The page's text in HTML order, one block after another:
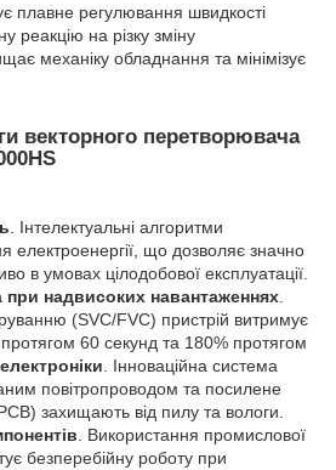
плавне регулювання швидкості
реакцію на різку зміну
механіку обладнання та мінімізує
векторного перетворювача
. Інтелектуальні алгоритми
електроенергії, що дозволяє значно
в умовах цілодобової експлуатації.
при надвисоких навантаженнях.
(SVC/FVC) пристрій витримує
60 секунд та 180% протягом
. Інноваційна система
повітропроводом та посилене
захищають від пилу та вологи.
. Використання промислової
безперебійну роботу при